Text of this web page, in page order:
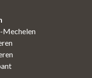
Mechelen